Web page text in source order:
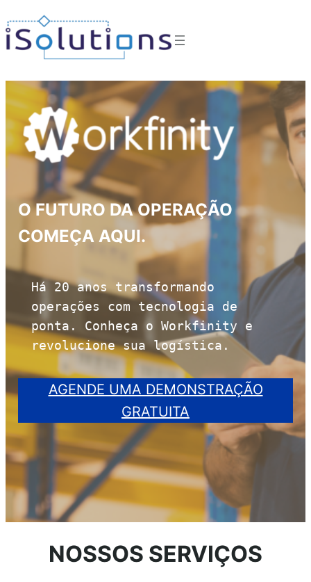
O FUTURO DA OPERAÇÃO
COMEÇA AQUI.
Há 20 anos transformando
operações com tecnologia de
ponta. Conheça o Workfinity e
revolucione sua logística.
AGENDE UMA DEMONSTRAÇÃO
GRATUITA
NOSSOS SERVIÇOS